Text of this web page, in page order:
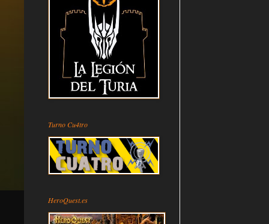
Turno Cu4tro
HeroQuest.es